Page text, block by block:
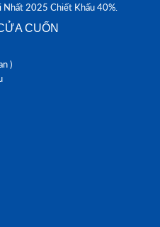
2025 Chiết Khấu 40%.
CUỐN
)